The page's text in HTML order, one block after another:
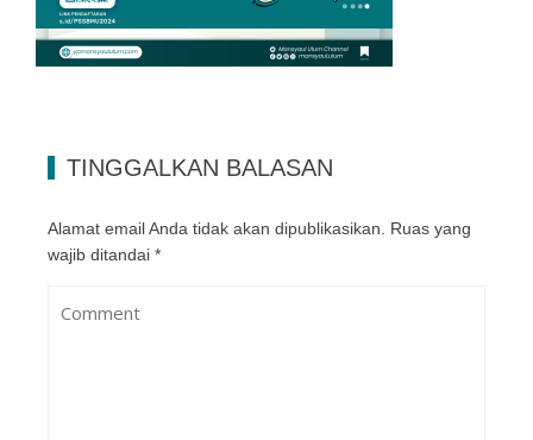
TINGGALKAN BALASAN
Alamat email Anda tidak akan dipublikasikan. Ruas yang
wajib ditandai *